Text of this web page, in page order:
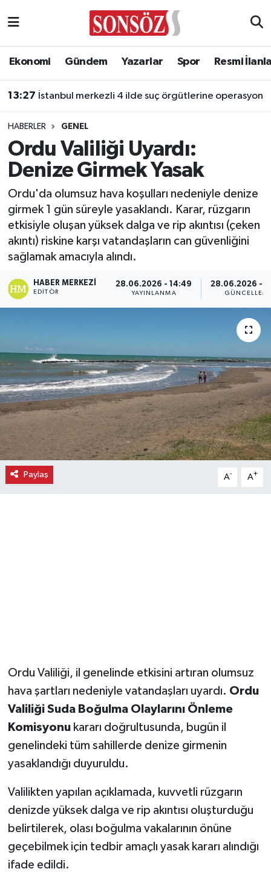
Ekonomi Gündem Yazarlar Spor Resmi
13:27 İstanbul merkezli 4 ilde suç örgütlerine operasyon
HABERLER GENEL
Ordu Valiliği Uyardı:
Denize Girmek Yasak
Ordu'da olumsuz hava koşulları nedeniyle denize
girmek 1 gün süreyle yasaklandı. Karar, rüzgarın
etkisiyle oluşan yüksek dalga ve rip akıntısı (çeken
akıntı) riskine karşı vatandaşların can güvenliğini
sağlamak amacıyla alındı.
HABER MERKEZI
EDITÖR
28.06.2026 - 14:49
YAYINLANMA
28.06.2026 -
Paylaş A- A+
Ordu Valiliği, il genelinde etkisini artıran olumsuz
hava şartları nedeniyle vatandaşları uyardı. Ordu
Valiliği Suda Boğulma Olaylarını Önleme
Komisyonukararı doğrultusunda, bugün il
genelindeki tüm sahillerde denize girmenin
yasaklandığı duyuruldu.
Valilikten yapılan açıklamada, kuvvetli rüzgarın
denizde yüksek dalga ve rip akıntısı oluşturduğu
belirtilerek, olası boğulma vakalarının önüne
geçebilmek için tedbir amaçlı yasak kararı alındığı
ifade edildi.
Asayiş
Biyografi
Çevre
Diğer
Dünya
Eğitim
Ekonomi
Emlak
Gündem
Gurme
Haber
İlçe Haberleri
Siyaset
Sokak Hayvanlarını Sahiplendirme
Spor
Vasıta
Yaşam
Ankara Nöbetçi Eczaneler
Ankara Trafik Yoğunluk Haritası
Süper Lig Puan Durumu ve Fikstür
Tüm Manşetler
Son Dakika Haberleri
Haber Arşivi